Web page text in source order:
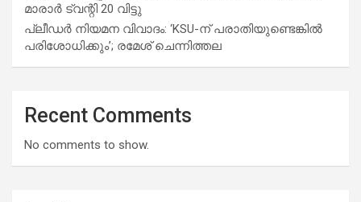
മാരാര്‍ ട്വന്റി 20 വിട്ടു
പ്ലീഡർ നിയമന വിവാദം: ‘KSU-ന് പരാതിയുണ്ടെങ്കിൽ
പരിശോധിക്കും’; രമേശ് ചെന്നിത്തല
Recent Comments
No comments to show.